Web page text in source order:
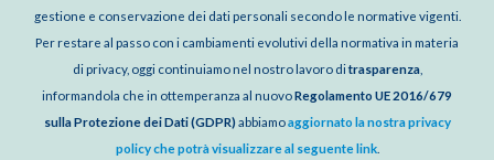
gestione e conservazione dei dati personali secondo le normative vigenti.
Per restare al passo con i cambiamenti evolutivi della normativa in materia
di privacy, oggi continuiamo nel nostro lavoro ditrasparenza,
informandola che in ottemperanza al nuovoRegolamento UE 2016/679
sulla Protezione dei Dati (GDPR)abbiamoaggiornato la nostra privacy
policy che potrà visualizzare al seguente link.